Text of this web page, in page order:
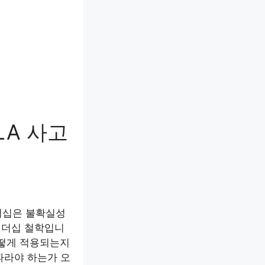
사고
은 불확실성
십 철학입니
게 적용되는지
라야 하는가 오